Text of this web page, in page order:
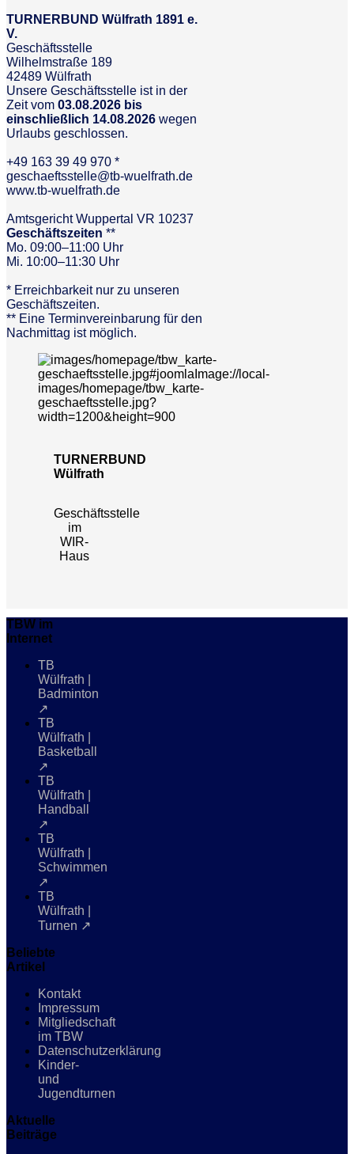
TURNERBUND Wülfrath 1891 e.
V.
Geschäftsstelle
Wilhelmstraße 189
42489 Wülfrath
Unsere Geschäftsstelle ist in der
Zeit vom 03.08.2026 bis
einschließlich 14.08.2026 wegen
Urlaubs geschlossen.
+49 163 39 49 970 *
geschaeftsstelle@tb-wuelfrath.de
www.tb-wuelfrath.de
Amtsgericht Wuppertal VR 10237
Geschäftszeiten **
Mo. 09:00–11:00 Uhr
Mi. 10:00–11:30 Uhr
* Erreichbarkeit nur zu unseren
Geschäftszeiten.
** Eine Terminvereinbarung für den
Nachmittag ist möglich.
TURNERBUND
Wülfrath
Geschäftsstelle
im
WIR-
Haus
TBW im
Internet
TB
Wülfrath |
Badminton
↗
TB
Wülfrath |
Basketball
↗
TB
Wülfrath |
Handball
↗
TB
Wülfrath |
Schwimmen
↗
TB
Wülfrath |
Turnen ↗
Beliebte
Artikel
Kontakt
Impressum
Mitgliedschaft
im TBW
Datenschutzerklärung
Kinder-
und
Jugendturnen
Aktuelle
Beiträge